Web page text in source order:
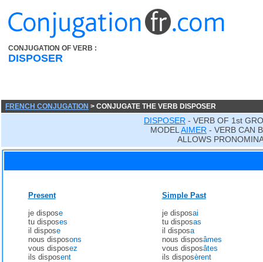
CONJUGATION OF VERB :
DISPOSER
FRENCH CONJUGATION > CONJUGATE THE VERB DISPOSER
DISPOSER - VERB OF 1st
MODEL AIMER - VERB CAN
ALLOWS
Present
je dispose
tu disposes
il dispose
nous disposons
vous disposez
ils disposent
Simple Past
je disposai
tu disposas
il disposa
nous disposâmes
vous disposâtes
ils disposèrent